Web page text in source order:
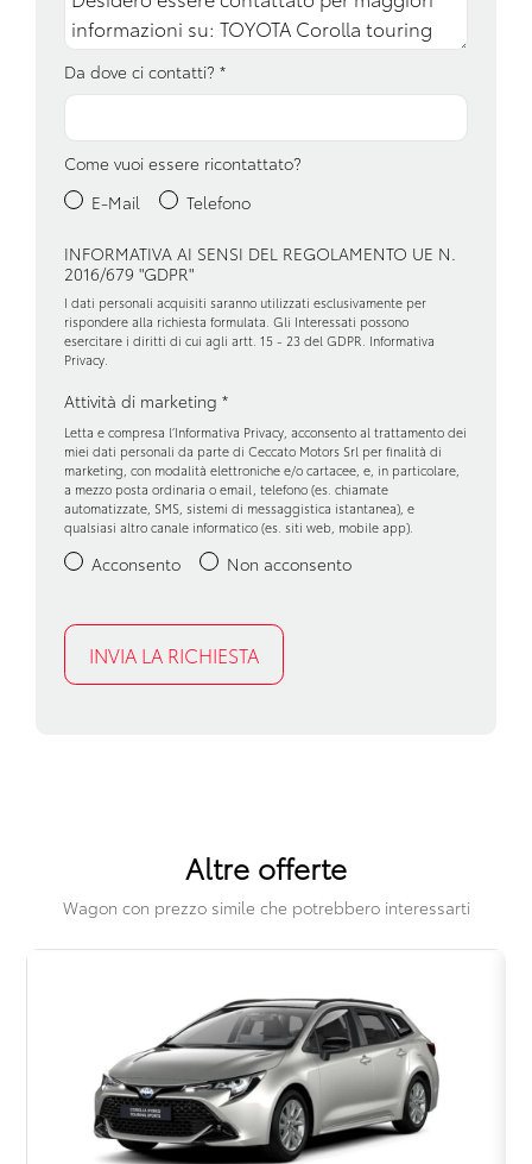
Fari con accensione automatica
Fendinebbia anteriori
Freni a disco autoventilanti
Illuminazione bagagliaio
Impianto audio con touchscreen
Interni in tessuto
Pacchetto sicurezza
Paraurti in tinta
Partenza in salita assistita
Presa 12v aggiuntiva
Retrovisore interno anabbagliante
Servosterzo
Sistema di assistenza al mantenimento della corsia
Sistema di guida assistita
Sistema di riconoscimento stanchezza guidatore
Specchietti retrovisori elettrici
Supporto lombare
Da dove ci contatti? *
Come vuoi essere ricontattato?
E-Mail
Telefono
INFORMATIVA AI SENSI DEL REGOLAMENTO UE N.
2016/679 "GDPR"
I dati personali acquisiti saranno utilizzati esclusivamente per
rispondere alla richiesta formulata. Gli Interessati possono
esercitare i diritti di cui agli artt. 15 - 23 del GDPR. Informativa
Privacy
Attività di marketing *
Letta e compresa l’Informativa Privacy , acconsento al trattamento dei
miei dati personali da parte di Ceccato Motors Srl per finalità di
marketing, con modalità elettroniche e/o cartacee, e, in particolare,
a mezzo posta ordinaria o email, telefono (es. chiamate
automatizzate, SMS, sistemi di messaggistica istantanea), e
qualsiasi altro canale informatico (es. siti web, mobile app).
Acconsento Non acconsento
Altre offerte
Wagon con prezzo simile che potrebbero interessarti